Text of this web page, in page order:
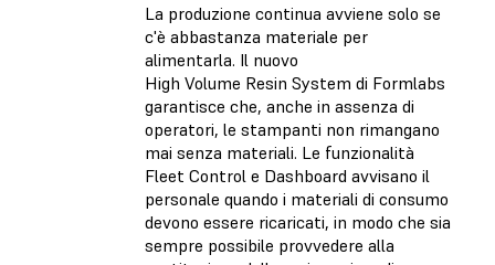
La produzione continua avviene solo se
c'è abbastanza materiale per
alimentarla. Il nuovo
High Volume Resin System di Formlabs
garantisce che, anche in assenza di
operatori, le stampanti non rimangano
mai senza materiali. Le funzionalità
Fleet Control e Dashboard avvisano il
personale quando i materiali di consumo
devono essere ricaricati, in modo che sia
sempre possibile provvedere alla